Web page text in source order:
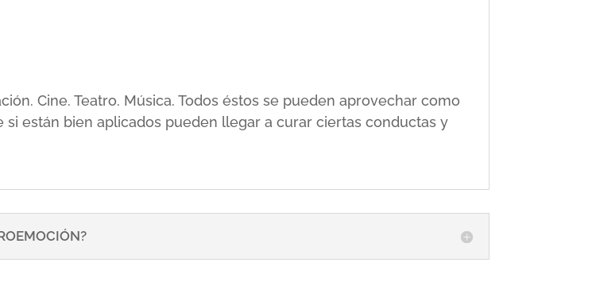
Cine. Teatro. Música. Todos éstos se pueden aprovechar como
están bien aplicados pueden llegar a curar ciertas conductas y